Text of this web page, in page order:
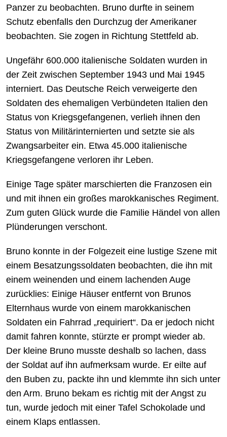
Panzer zu beobachten. Bruno durfte in seinem
Schutz ebenfalls den Durchzug der Amerikaner
beobachten. Sie zogen in Richtung Stettfeld ab.
Ungefähr 600.000 italienische Soldaten wurden in
der Zeit zwischen September 1943 und Mai 1945
interniert. Das Deutsche Reich verweigerte den
Soldaten des ehemaligen Verbündeten Italien den
Status von Kriegsgefangenen, verlieh ihnen den
Status von Militärinternierten und setzte sie als
Zwangsarbeiter ein. Etwa 45.000 italienische
Kriegsgefangene verloren ihr Leben.
Einige Tage später marschierten die Franzosen ein
und mit ihnen ein großes marokkanisches Regiment.
Zum guten Glück wurde die Familie Händel von allen
Plünderungen verschont.
Bruno konnte in der Folgezeit eine lustige Szene mit
einem Besatzungssoldaten beobachten, die ihn mit
einem weinenden und einem lachenden Auge
zurücklies: Einige Häuser entfernt von Brunos
Elternhaus wurde von einem marokkanischen
Soldaten ein Fahrrad „requiriert“. Da er jedoch nicht
damit fahren konnte, stürzte er prompt wieder ab.
Der kleine Bruno musste deshalb so lachen, dass
der Soldat auf ihn aufmerksam wurde. Er eilte auf
den Buben zu, packte ihn und klemmte ihn sich unter
den Arm. Bruno bekam es richtig mit der Angst zu
tun, wurde jedoch mit einer Tafel Schokolade und
einem Klaps entlassen.